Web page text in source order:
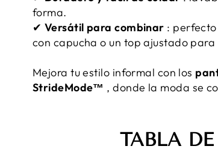
forma.
✔ Versátil para combinar :
con capucha o un top ajustado
Mejora tu estilo informal con los
StrideMode™ , donde la moda se
TABLA